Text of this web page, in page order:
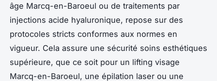
âge Marcq-en-Baroeul ou de traitements par
injections acide hyaluronique, repose sur des
protocoles stricts conformes aux normes en
vigueur. Cela assure une sécurité soins esthétiques
supérieure, que ce soit pour un lifting visage
Marcq-en-Baroeul, une épilation laser ou une